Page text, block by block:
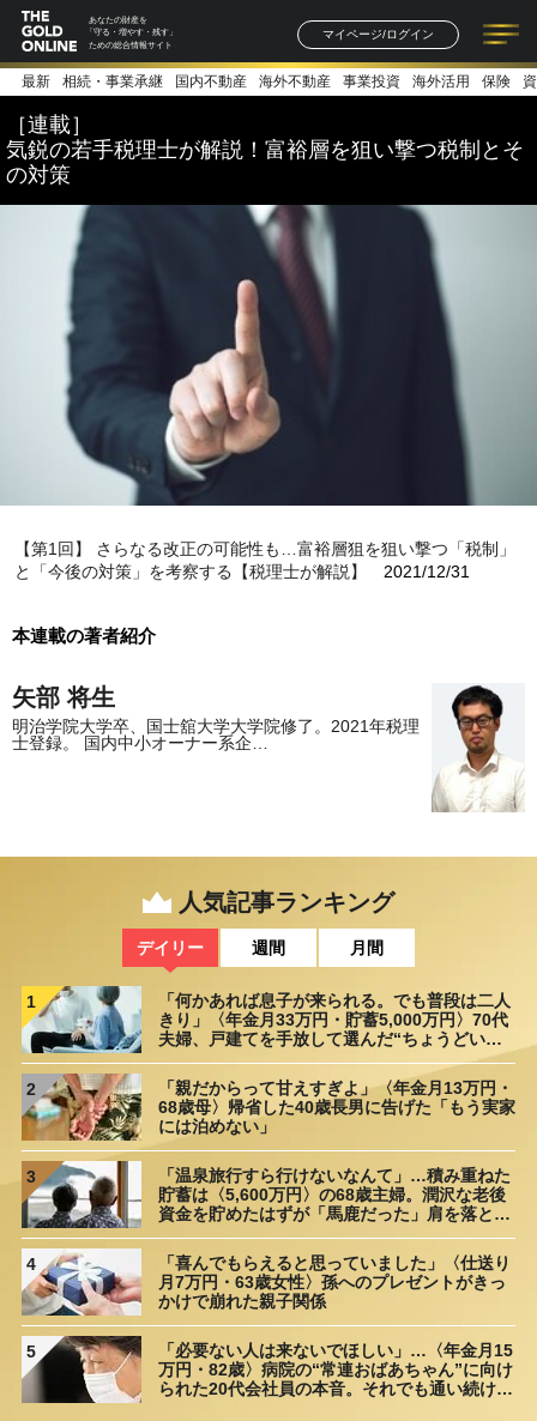
あなたの財産を
「守る・増やす・残す」
ための総合情報サイト
マイページ/ログイン
記事一覧 連載一覧
著者一覧 書籍一覧
最新 相続・事業承継 国内不動産 海外不動産 事業投資 海外活用 保険
［連載］
気鋭の若手税理士が解説！富裕層を狙い撃つ税制とそ
の対策
【第1回】 さらなる改正の可能性も…富裕層狙を狙い撃つ「税制」
と「今後の対策」を考察する【税理士が解説】
2021/12/31
本連載の著者紹介
矢部 将生
明治学院大学卒、国士舘大学大学院修了。2021年税理
士登録。 国内中小オーナー系企…
人気記事ランキング
デイリー 週間 月間
1
「何かあれば息子が来られる。でも普段は二人
きり」〈年金月33万円・貯蓄5,000万円〉70代
夫婦、戸建てを手放して選んだ“ちょうどいい
2
「親だからって甘えすぎよ」〈年金月13万円・
68歳母〉帰省した40歳長男に告げた「もう実家
には泊めない」
3
「温泉旅行すら行けないなんて」…積み重ねた
貯蓄は〈5,600万円〉の68歳主婦。潤沢な老後
資金を貯めたはずが「馬鹿だった」肩を落とす
4
「喜んでもらえると思っていました」〈仕送り
月7万円・63歳女性〉孫へのプレゼントがきっ
かけで崩れた親子関係
5
「必要ない人は来ないでほしい」…〈年金月15
万円・82歳〉病院の“常連おばあちゃん”に向け
られた20代会社員の本音。それでも通い続ける